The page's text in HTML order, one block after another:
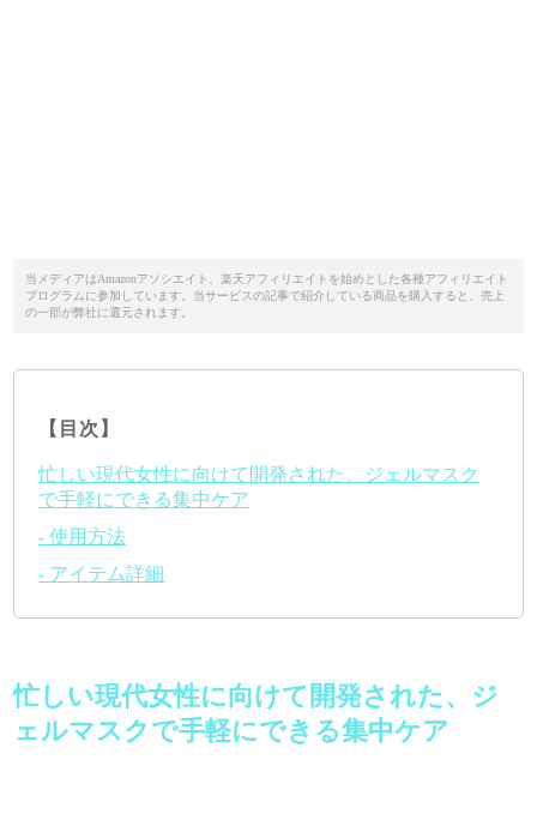
当メディアはAmazonアソシエイト、楽天アフィリエイトを始めとした各種アフィリエイト
プログラムに参加しています。当サービスの記事で紹介している商品を購入すると、売上
の一部が弊社に還元されます。
【目次】
忙しい現代女性に向けて開発された、ジェルマスク
で手軽にできる集中ケア
- 使用方法
- アイテム詳細
忙しい現代女性に向けて開発された、ジ
ェルマスクで手軽にできる集中ケア